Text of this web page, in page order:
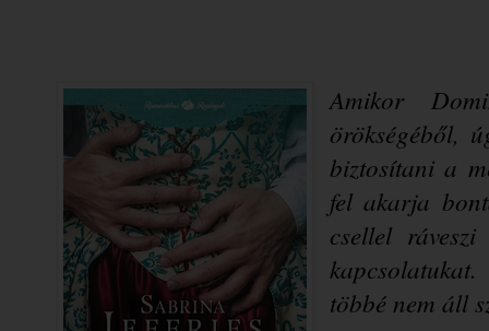
Amikor
örökségéből,
biztosítani a
fel akarja
csellel
többé nem áll